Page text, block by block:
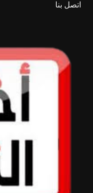
اتصل بنا